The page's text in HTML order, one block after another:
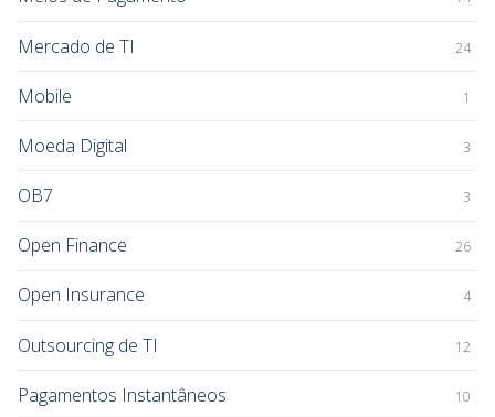
Mercado de TI 24
Mobile 1
Moeda Digital 3
OB7 3
Open Finance 26
Open Insurance 4
Outsourcing de TI 12
Pagamentos Instantâneos 10